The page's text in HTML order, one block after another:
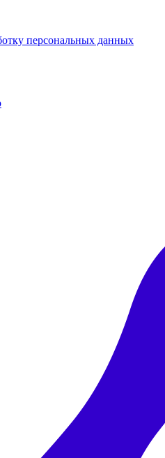
персональных данных